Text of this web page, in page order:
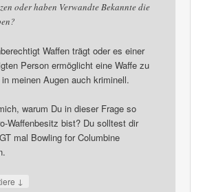
oder haben Verwandte Bekannte die
Waffen trägt oder es einer
Person ermöglicht eine Waffe zu
meinen Augen auch kriminell.
warum Du in dieser Frage so
Waffenbesitz bist? Du solltest dir
mal Bowling for Columbine
↓